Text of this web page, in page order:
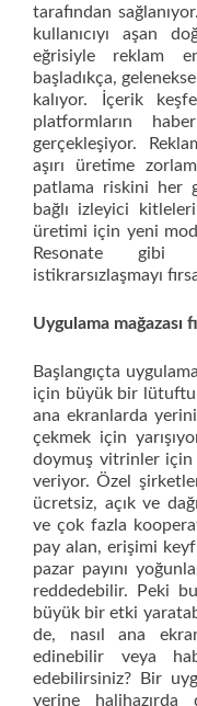
tarafından
kullanıcıyı aşan
eğrisiyle reklam
başladıkça,
kalıyor. İçerik
platformların
gerçekleşiyor.
aşırı üretime
patlama riskini her
bağlı izleyici
üretimi için yeni
Resonate gibi
istikrarsızlaşmayı
Uygulama mağazası
Başlangıçta
için büyük bir
ana ekranlarda
çekmek için
doymuş vitrinler için
veriyor. Özel
ücretsiz, açık ve
ve çok fazla
pay alan, erişimi
pazar payını
reddedebilir. Peki
büyük bir etki
de, nasıl ana
edinebilir veya
edebilirsiniz? Bir
yerine